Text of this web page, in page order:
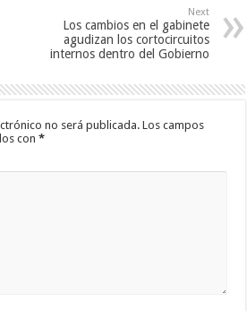
Next
Los cambios en el gabinete
agudizan los cortocircuitos
internos dentro del Gobierno
no será publicada. Los campos
con*